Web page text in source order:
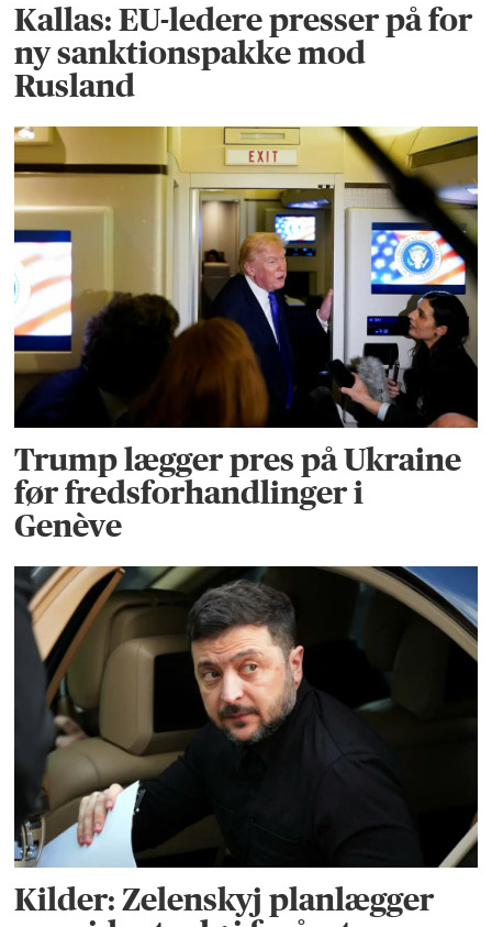
Kallas: EU-ledere presser på for
ny sanktionspakke mod
Rusland
Trump lægger pres på Ukraine
før fredsforhandlinger i
Genève
Kilder: Zelenskyj planlægger